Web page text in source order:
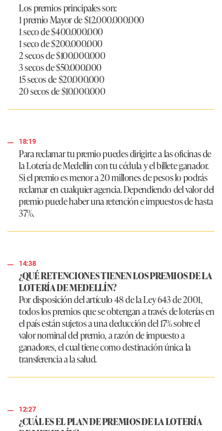
Los premios principales son:
1 premio Mayor de $12.000.000.000
1 seco de $400.000.000
1 seco de $200.000.000
2 secos de $100.000.000
3 secos de $50.000.000
15 secos de $20.000.000
20 secos de $10.000.000
18:19
Para reclamar tu premio puedes dirigirte a las oficinas de
la Lotería de Medellín con tu cédula y el billete ganador.
Si el premio es menor a 20 millones de pesos lo podrás
reclamar en cualquier agencia. Dependiendo del valor del
premio puede haber una retención e impuestos de hasta
37%.
14:38
¿QUÉ RETENCIONES TIENEN LOS PREMIOS DE LA
LOTERÍA DE MEDELLÍN?
Por disposición del artículo 48 de la Ley 643 de 2001,
todos los premios que se obtengan a través de loterías en
el país están sujetos a una deducción del 17% sobre el
valor nominal del premio, a razón de impuesto a
ganadores, el cual tiene como destinación única la
transferencia a la salud.
12:27
¿CUÁL ES EL PLAN DE PREMIOS DE LA LOTERÍA